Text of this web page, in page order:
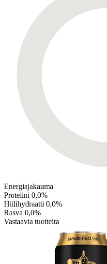
Energiajakauma
Proteiini 0,0%
Hiilihydraatti 0,0%
Rasva 0,0%
Vastaavia tuotteita